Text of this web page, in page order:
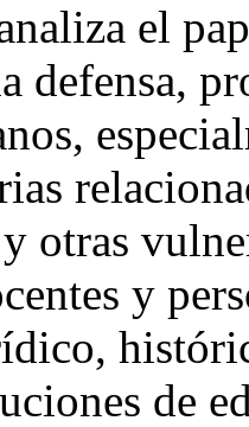
el
defensa,
otras
y
de